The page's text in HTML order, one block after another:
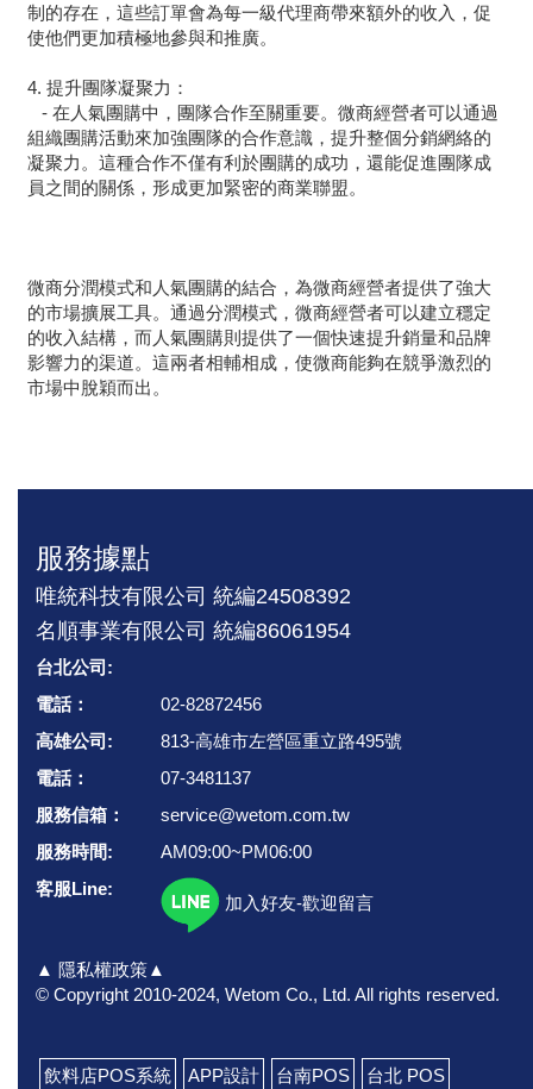
制的存在，這些訂單會為每一級代理商帶來額外的收入，促
使他們更加積極地參與和推廣。
4. 提升團隊凝聚力：
- 在人氣團購中，團隊合作至關重要。微商經營者可以通過
組織團購活動來加強團隊的合作意識，提升整個分銷網絡的
凝聚力。這種合作不僅有利於團購的成功，還能促進團隊成
員之間的關係，形成更加緊密的商業聯盟。
微商分潤模式和人氣團購的結合，為微商經營者提供了強大
的市場擴展工具。通過分潤模式，微商經營者可以建立穩定
的收入結構，而人氣團購則提供了一個快速提升銷量和品牌
影響力的渠道。這兩者相輔相成，使微商能夠在競爭激烈的
市場中脫穎而出。
服務據點
唯統科技有限公司 統編24508392
名順事業有限公司 統編86061954
台北公司:
電話：
02-82872456
高雄公司:
813-高雄市左營區重立路495號
電話：
07-3481137
服務信箱：
service@wetom.com.tw
服務時間:
AM09:00~PM06:00
客服Line:
加入好友-歡迎留言
▲ 隱私權政策▲
© Copyright 2010-2024, Wetom Co., Ltd. All rights reserved.
飲料店POS系統 APP設計 台南POS 台北 POS